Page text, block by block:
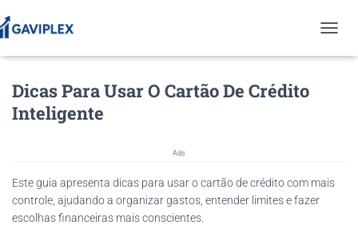
O
Dicas Para Usar O Cartão De Crédito
Inteligente
Ads
Este guia apresenta dicas para usar o cartão de crédito com mais
controle, ajudando a organizar gastos, entender limites e fazer
escolhas financeiras mais conscientes.